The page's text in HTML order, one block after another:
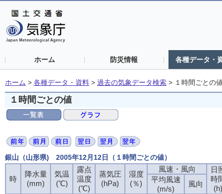
ホーム 防災情報 各種データ・
ホーム > 各種データ・資料 > 過去の気象データ検索 > １時間ごとの
１時間ごとの値
銀山（山形県) 2005年12月12日（１時間ごとの値）
時
降水量
(mm)
気温
(℃)
露点
温度
(℃)
蒸気圧
(hPa)
湿度
(％)
風速・風向
日
時
(h)
平均風速
(m/s)
風向